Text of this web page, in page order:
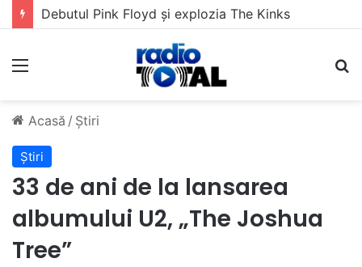
Meniu
Acasă / Știri
Știri
33 de ani de la lansarea
albumului U2, „The Joshua
Tree”